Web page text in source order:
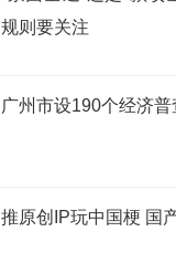
规则要关注
广州市设190个经济普
推原创IP玩中国梗 国